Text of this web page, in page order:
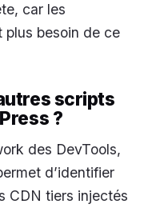
car les
plus besoin de ce
scripts
?
des DevTools,
d’identifier
CDN tiers injectés